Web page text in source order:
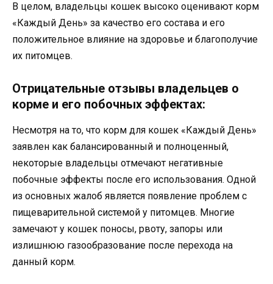
В целом, владельцы кошек высоко оценивают корм
«Каждый День» за качество его состава и его
положительное влияние на здоровье и благополучие
их питомцев.
Отрицательные отзывы владельцев о
корме и его побочных эффектах:
Несмотря на то, что корм для кошек «Каждый День»
заявлен как балансированный и полноценный,
некоторые владельцы отмечают негативные
побочные эффекты после его использования. Одной
из основных жалоб является появление проблем с
пищеварительной системой у питомцев. Многие
замечают у кошек поносы, рвоту, запоры или
излишнюю газообразование после перехода на
данный корм.